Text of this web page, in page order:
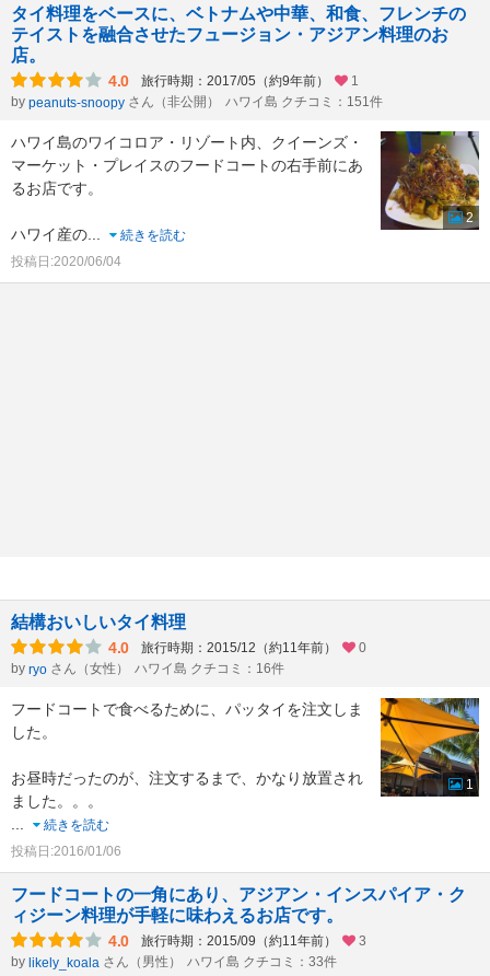
タイ料理をベースに、ベトナムや中華、和食、フレンチの
テイストを融合させたフュージョン・アジアン料理のお
店。
4.0 旅行時期：2017/05（約9年前）
1
by peanuts-snoopy さん（非公開） ハワイ島 クチコミ：151件
ハワイ島のワイコロア・リゾート内、クイーンズ・
マーケット・プレイスのフードコートの右手前にあ
るお店です。
ハワイ産の...
続きを読む
投稿日:2020/06/04
2
結構おいしいタイ料理
4.0 旅行時期：2015/12（約11年前）
0
by ryo さん（女性） ハワイ島 クチコミ：16件
フードコートで食べるために、パッタイを注文しま
した。
お昼時だったのが、注文するまで、かなり放置され
ました。。。
...
続きを読む
投稿日:2016/01/06
1
フードコートの一角にあり、アジアン・インスパイア・ク
ィジーン料理が手軽に味わえるお店です。
4.0 旅行時期：2015/09（約11年前）
3
by likely_koala さん（男性） ハワイ島 クチコミ：33件